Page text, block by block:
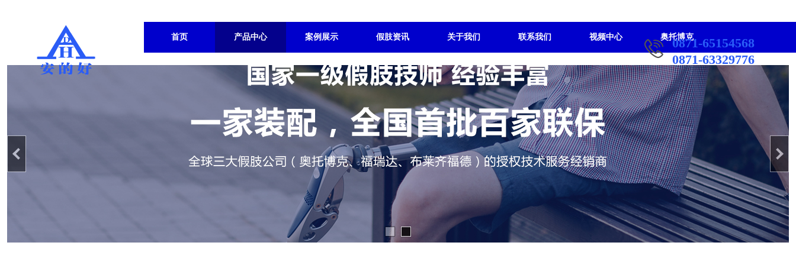
0871-65154568
0871-63329776
首页 产品中心 案例展示 假肢资讯 关于我们 联系我们 视频中心 奥托博克